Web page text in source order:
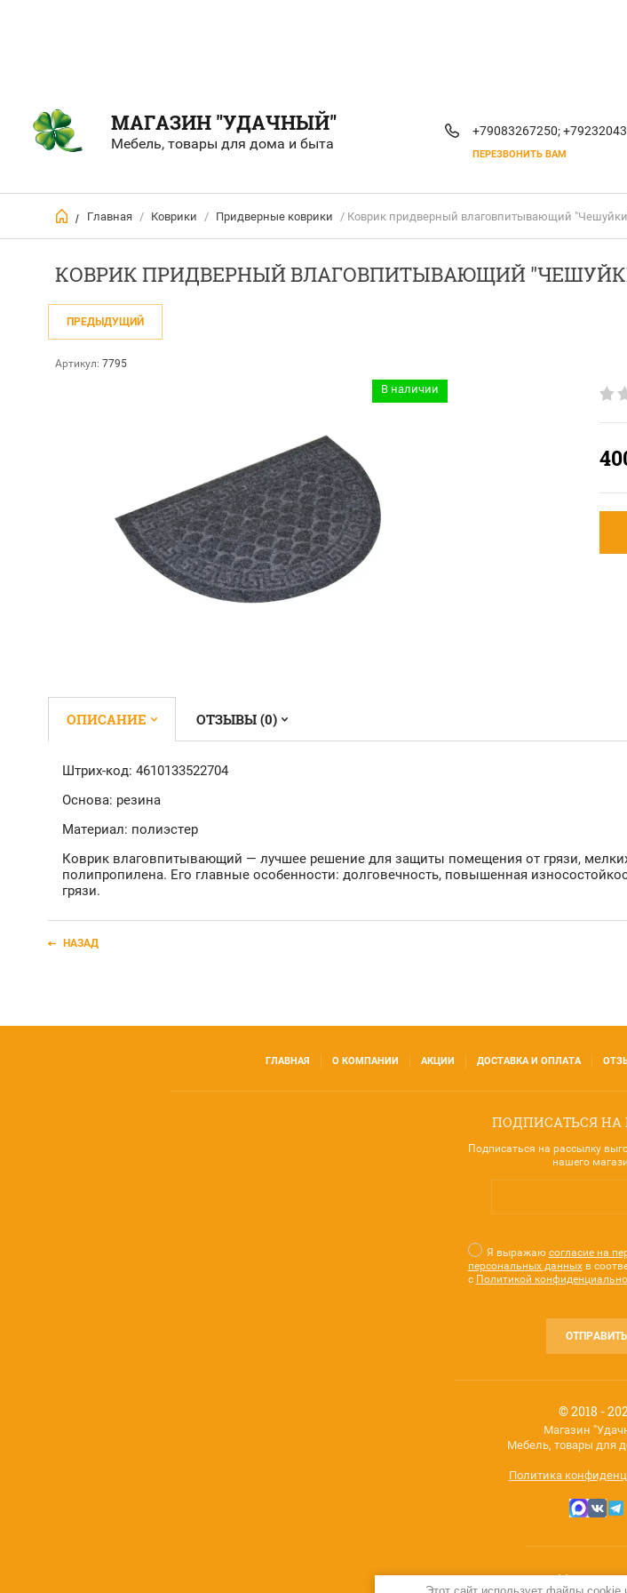
МАГАЗИН "УДАЧНЫЙ"
Мебель, товары для дома и быта
+79083267250;
ПЕРЕЗВОНИТЬ ВАМ
/ Главная / Коврики / Придверные коврики / Коврик придверный влаговпитывающий
КОВРИК ПРИДВЕРНЫЙ ВЛАГОВПИТЫВАЮЩИЙ
ПРЕДЫДУЩИЙ
Артикул: 7795
В наличии
ОПИСАНИЕ ОТЗЫВЫ (0)
Штрих-код: 4610133522704
Основа: резина
Материал: полиэстер
Коврик влаговпитывающий — лучшее решение для защиты помещения от грязи,
полипропилена. Его главные особенности: долговечность, повышенная
грязи.
НАЗАД
ГЛАВНАЯ О КОМПАНИИ АКЦИИ ДОСТАВКА И ОПЛАТА
ПОДПИСАТЬСЯ НА
Подписаться на рассылку
нашего
Я выражаю согласие на
персональных данныхв
с Политикой
ОТПРАВИТЬ
© 2018 -
Магазин
Мебель, товары для
Политика